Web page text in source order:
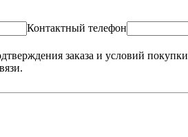
Контактный телефон
заказа и условий покупки